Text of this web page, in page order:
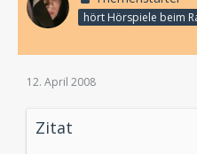
12. April 2008
Zitat